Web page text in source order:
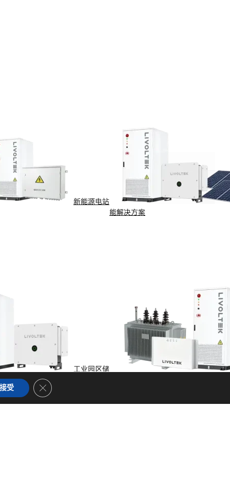
新能源电站
能解决方案
工业园区储
接受 Close GDPR Cookie Banner